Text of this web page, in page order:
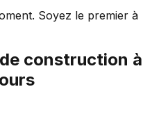
Soyez le premier à
construction à